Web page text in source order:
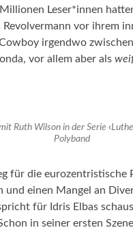
Leser*innen
Revolvermann vor ihrem
irgendwo
vor allem aber als
Ruth Wilson in der Serie‹
Polyband
für die eurozentristische
und einen Mangel an
für Idris Elbas
in seiner ersten